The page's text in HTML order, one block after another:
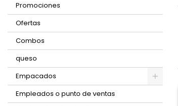
Promociones
Ofertas
Combos
queso
Empacados
Empleados o punto de ventas